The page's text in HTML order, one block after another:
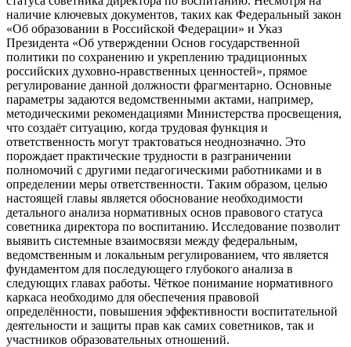
наличие ключевых документов, таких как Федеральный закон
«Об образовании в Российской Федерации» и Указ
Президента «Об утверждении Основ государственной
политики по сохранению и укреплению традиционных
российских духовно-нравственных ценностей», прямое
регулирование данной должности фрагментарно. Основные
параметры задаются ведомственными актами, например,
методическими рекомендациями Министерства просвещения,
что создаёт ситуацию, когда трудовая функция и
ответственность могут трактоваться неоднозначно. Это
порождает практические трудности в разграничении
полномочий с другими педагогическими работниками и в
определении меры ответственности. Таким образом, целью
настоящей главы является обоснование необходимости
детального анализа нормативных основ правового статуса
советника директора по воспитанию. Исследование позволит
выявить системные взаимосвязи между федеральным,
ведомственным и локальным регулированием, что является
фундаментом для последующего глубокого анализа в
следующих главах работы. Чёткое понимание нормативного
каркаса необходимо для обеспечения правовой
определённости, повышения эффективности воспитательной
деятельности и защиты прав как самих советников, так и
участников образовательных отношений.